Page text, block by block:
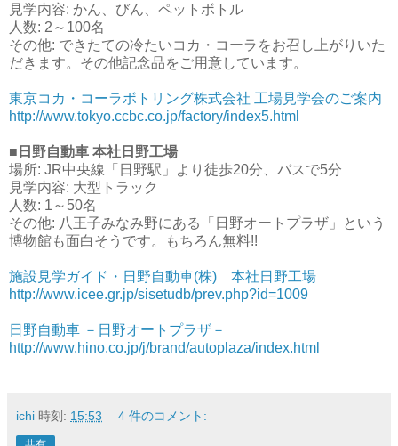
見学内容: かん、びん、ペットボトル
人数: 2～100名
その他: できたての冷たいコカ・コーラをお召し上がりいた
だきます。その他記念品をご用意しています。
東京コカ・コーラボトリング株式会社 工場見学会のご案内
http://www.tokyo.ccbc.co.jp/factory/index5.html
■日野自動車 本社日野工場
場所: JR中央線「日野駅」より徒歩20分、バスで5分
見学内容: 大型トラック
人数: 1～50名
その他: 八王子みなみ野にある「日野オートプラザ」という
博物館も面白そうです。もちろん無料!!
施設見学ガイド・日野自動車(株) 本社日野工場
http://www.icee.gr.jp/sisetudb/prev.php?id=1009
日野自動車 －日野オートプラザ－
http://www.hino.co.jp/j/brand/autoplaza/index.html
ichi 時刻: 15:53 4 件のコメント: